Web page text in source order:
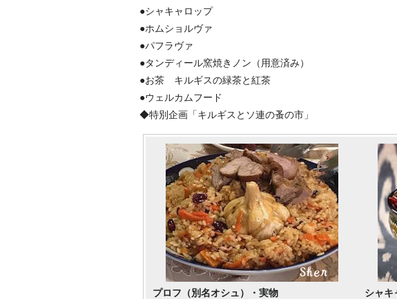
●シャキャロップ
●ホムショルヴァ
●パフラヴァ
●タンディール窯焼きノン（用意済み）
●お茶 キルギスの緑茶と紅茶
●ウェルカムフード
◆特別企画「キルギスとソ連の蚤の市」
プロフ（別名オシュ）・実物 シャキ